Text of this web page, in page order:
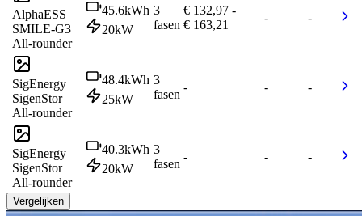
AlphaESS
SMILE-G3
All-rounder
45.6kWh
20kW
3
fasen
€ 132,97 -
€ 163,21
- -
SigEnergy
SigenStor
All-rounder
48.4kWh
25kW
3
fasen
- - -
SigEnergy
SigenStor
All-rounder
40.3kWh
20kW
3
fasen
- - -
Vergelijken